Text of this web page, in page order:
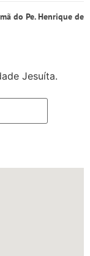
do Pe. Henrique de
Jesuíta.